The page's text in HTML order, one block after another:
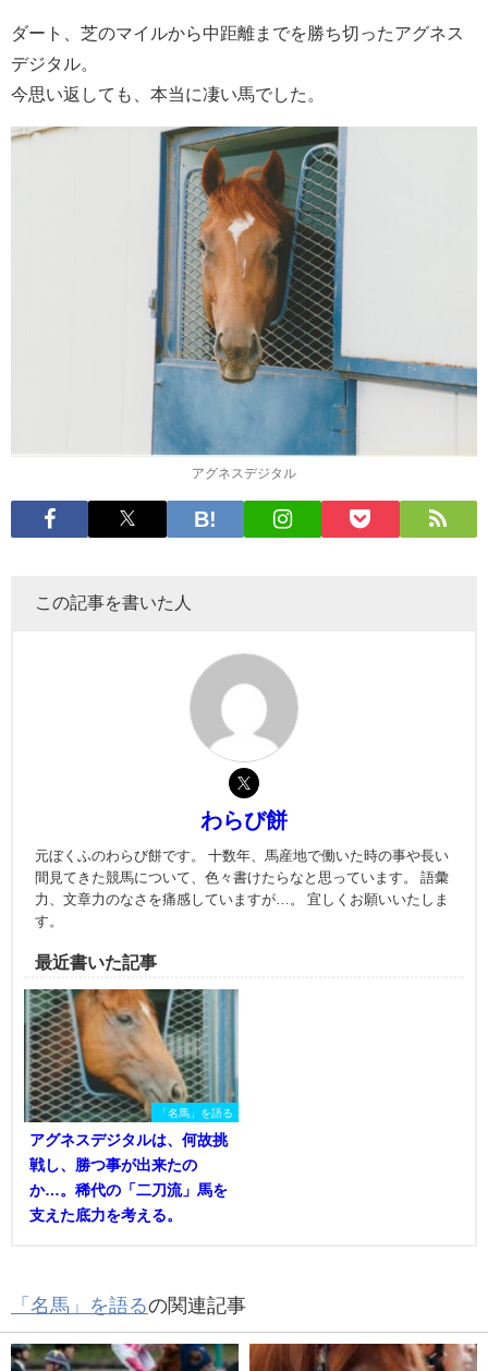
ダート、芝のマイルから中距離までを勝ち切ったアグネス
デジタル。
今思い返しても、本当に凄い馬でした。
アグネスデジタル
この記事を書いた人
わらび餅
元ぼくふのわらび餅です。 十数年、馬産地で働いた時の事や長い
間見てきた競馬について、色々書けたらなと思っています。 語彙
力、文章力のなさを痛感していますが…。 宜しくお願いいたしま
す。
最近書いた記事
「名馬」を語る
アグネスデジタルは、何故挑
戦し、勝つ事が出来たの
か…。稀代の「二刀流」馬を
支えた底力を考える。
「名馬」を語るの関連記事